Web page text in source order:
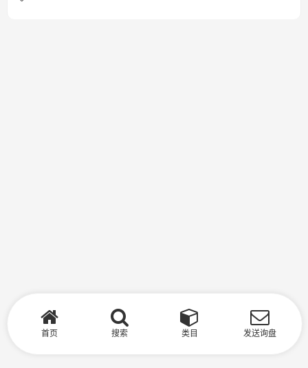
首页 搜索 类目 发送询盘